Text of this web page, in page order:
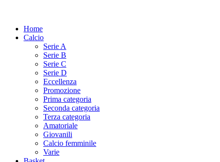
Home
Calcio
Serie A
Serie B
Serie C
Serie D
Eccellenza
Promozione
Prima categoria
Seconda categoria
Terza categoria
Amatoriale
Giovanili
Calcio femminile
Varie